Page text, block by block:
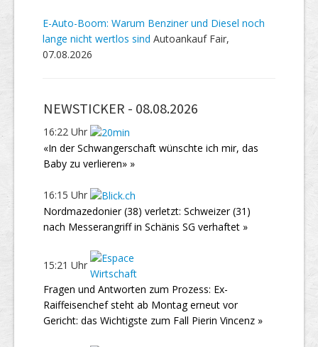
E-Auto-Boom: Warum Benziner und Diesel noch
lange nicht wertlos sind Autoankauf Fair,
07.08.2026
NEWSTICKER - 08.08.2026
16:22 Uhr
«In der Schwangerschaft wünschte ich mir, das
Baby zu verlieren» »
16:15 Uhr
Nordmazedonier (38) verletzt: Schweizer (31)
nach Messerangriff in Schänis SG verhaftet »
15:21 Uhr
Fragen und Antworten zum Prozess: Ex-
Raiffeisenchef steht ab Montag erneut vor
Gericht: das Wichtigste zum Fall Pierin Vincenz »